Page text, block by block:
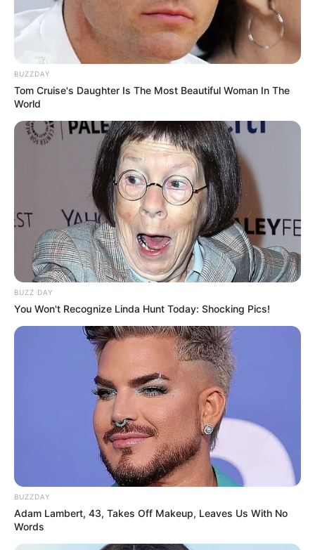
BUZZDAY
Tom Cruise's Daughter Is The Most Beautiful Woman In The
World
BUZZ DAY
You Won't Recognize Linda Hunt Today: Shocking Pics!
BUZZDAY
Adam Lambert, 43, Takes Off Makeup, Leaves Us With No
Words